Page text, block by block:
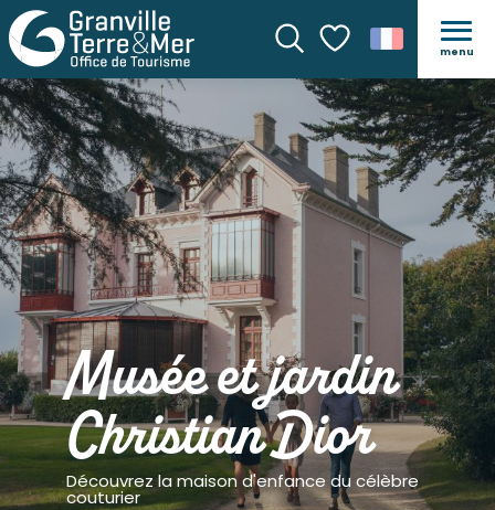
Recherche
Voir les favoris
menu
Musée et jardin
Christian Dior
Découvrez la maison d'enfance du célèbre
couturier